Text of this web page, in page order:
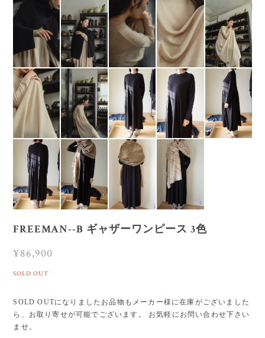
FREEMAN--B ギャザーワンピース 3色
¥86,900
SOLD OUT
SOLD OUTになりましたお品物もメーカー様に在庫がございました
ら、お取り寄せが可能でございます。 お気軽にお問い合わせ下さい
ませ。